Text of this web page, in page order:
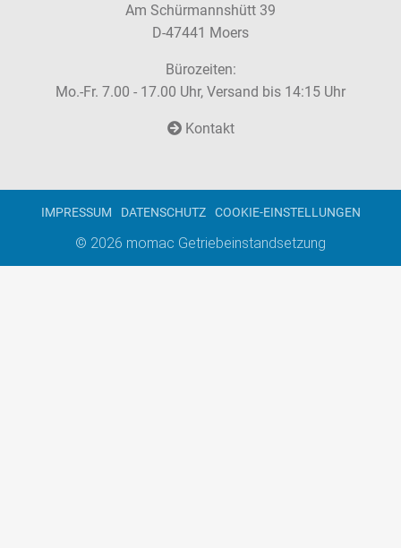
Am Schürmannshütt 39
D-47441 Moers
Bürozeiten:
Mo.-Fr. 7.00 - 17.00 Uhr, Versand bis 14:15 Uhr
Kontakt
IMPRESSUM DATENSCHUTZ COOKIE-EINSTELLUNGEN
© 2026 momac Getriebeinstandsetzung